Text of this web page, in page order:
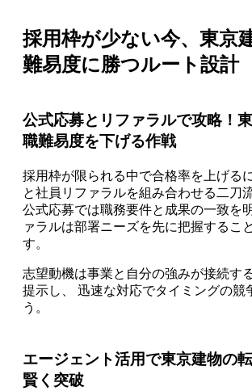
採用枠が少ない今、東京
難易度に勝つルート設計
公式応募とリファラルで攻略！
職難易度を下げる作戦
採用枠が限られる中で合格率を上げる
と社員リファラルを組み合わせる二刀
公式応募では職務要件と成果の一致を
ァラルは部署ニーズを先に把握するこ
す。
志望動機は事業と自分の強みが接続す
提示し、 迅速な対応でタイミングの競
う。
エージェント活用で東京建物の
賢く突破